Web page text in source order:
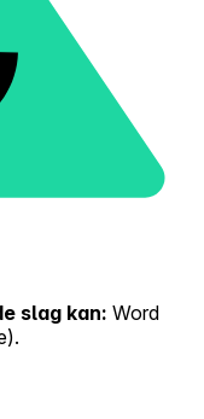
slag kan: Word